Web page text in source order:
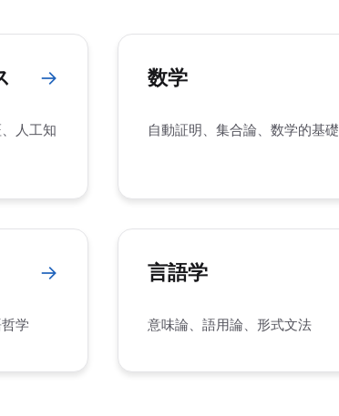
→
人工知
数学
自動証明、集合論、数学的基礎
→
学
言語学
意味論、語用論、形式文法